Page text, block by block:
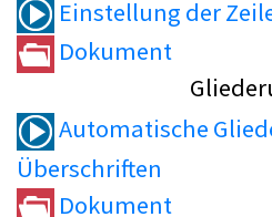
Einstellung der
Dokument
Automatische
Überschriften
Dokument